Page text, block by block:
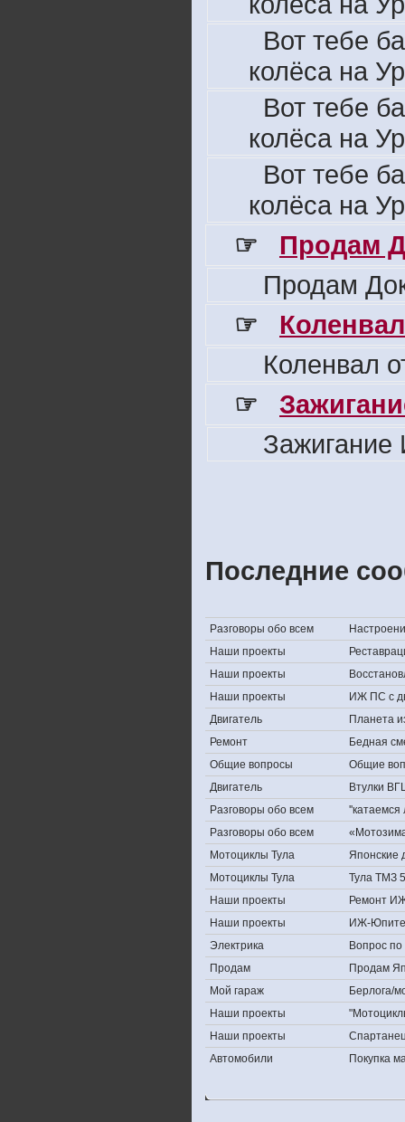
Вот тебе
колёса на
Вот тебе
колёса на
Вот тебе
колёса на
☞
Продам
Продам
☞
Коленвал
☞
Последние
Разговоры обо всем
Наши проекты
Наши проекты
Наши проекты
ИЖ ПС с
Двигатель
Планета
Ремонт
Бедная
Общие вопросы
Общие
Двигатель
Втулки
Разговоры обо всем
Разговоры обо всем
Мотоциклы Тула
Японские
Мотоциклы Тула
Тула ТМЗ
Наши проекты
Ремонт
Наши проекты
ИЖ-
Электрика
Вопрос по
Продам
Продам
Мой гараж
Берлога/
Наши проекты
Наши проекты
Автомобили
Покупка